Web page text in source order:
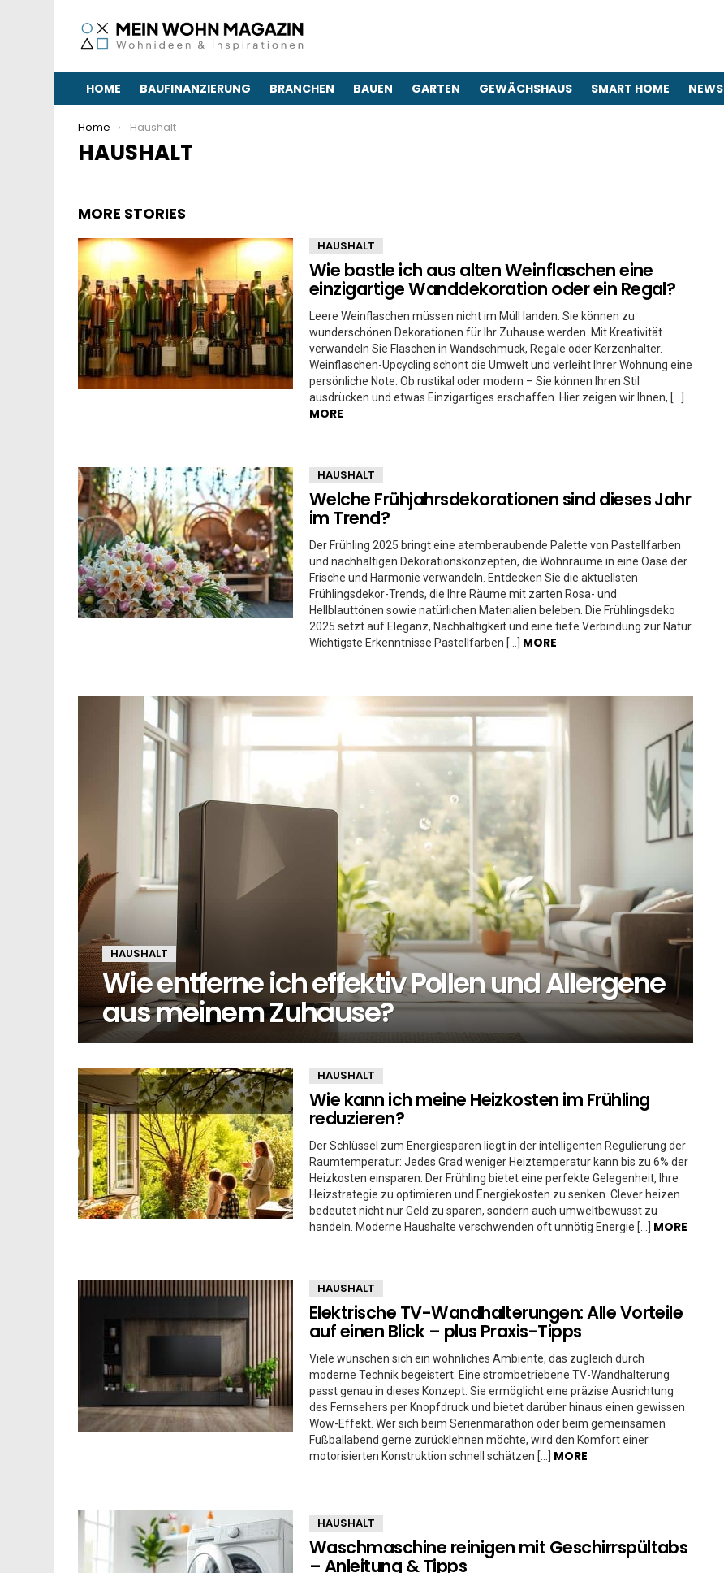
HOME BAUFINANZIERUNG BRANCHEN BAUEN GARTEN GEWÄCHSHAUS SMART HOME NEWS
You are here:
Home Haushalt
HAUSHALT
MORE STORIES
HAUSHALT
Wie bastle ich aus alten Weinflaschen eine
einzigartige Wanddekoration oder ein Regal?
Leere Weinflaschen müssen nicht im Müll landen. Sie können zu
wunderschönen Dekorationen für Ihr Zuhause werden. Mit Kreativität
verwandeln Sie Flaschen in Wandschmuck, Regale oder Kerzenhalter.
Weinflaschen-Upcycling schont die Umwelt und verleiht Ihrer Wohnung eine
persönliche Note. Ob rustikal oder modern – Sie können Ihren Stil
ausdrücken und etwas Einzigartiges erschaffen. Hier zeigen wir Ihnen, […]
MORE
HAUSHALT
Welche Frühjahrsdekorationen sind dieses Jahr
im Trend?
Der Frühling 2025 bringt eine atemberaubende Palette von Pastellfarben
und nachhaltigen Dekorationskonzepten, die Wohnräume in eine Oase der
Frische und Harmonie verwandeln. Entdecken Sie die aktuellsten
Frühlingsdekor-Trends, die Ihre Räume mit zarten Rosa- und
Hellblauttönen sowie natürlichen Materialien beleben. Die Frühlingsdeko
2025 setzt auf Eleganz, Nachhaltigkeit und eine tiefe Verbindung zur Natur.
Wichtigste Erkenntnisse Pastellfarben […] MORE
HAUSHALT
Wie entferne ich effektiv Pollen und Allergene
aus meinem Zuhause?
HAUSHALT
Wie kann ich meine Heizkosten im Frühling
reduzieren?
Der Schlüssel zum Energiesparen liegt in der intelligenten Regulierung der
Raumtemperatur: Jedes Grad weniger Heiztemperatur kann bis zu 6% der
Heizkosten einsparen. Der Frühling bietet eine perfekte Gelegenheit, Ihre
Heizstrategie zu optimieren und Energiekosten zu senken. Clever heizen
bedeutet nicht nur Geld zu sparen, sondern auch umweltbewusst zu
handeln. Moderne Haushalte verschwenden oft unnötig Energie […] MORE
HAUSHALT
Elektrische TV-Wandhalterungen: Alle Vorteile
auf einen Blick – plus Praxis-Tipps
Viele wünschen sich ein wohnliches Ambiente, das zugleich durch
moderne Technik begeistert. Eine strombetriebene TV-Wandhalterung
passt genau in dieses Konzept: Sie ermöglicht eine präzise Ausrichtung
des Fernsehers per Knopfdruck und bietet darüber hinaus einen gewissen
Wow-Effekt. Wer sich beim Serienmarathon oder beim gemeinsamen
Fußballabend gerne zurücklehnen möchte, wird den Komfort einer
motorisierten Konstruktion schnell schätzen […] MORE
HAUSHALT
Waschmaschine reinigen mit Geschirrspültabs
– Anleitung & Tipps